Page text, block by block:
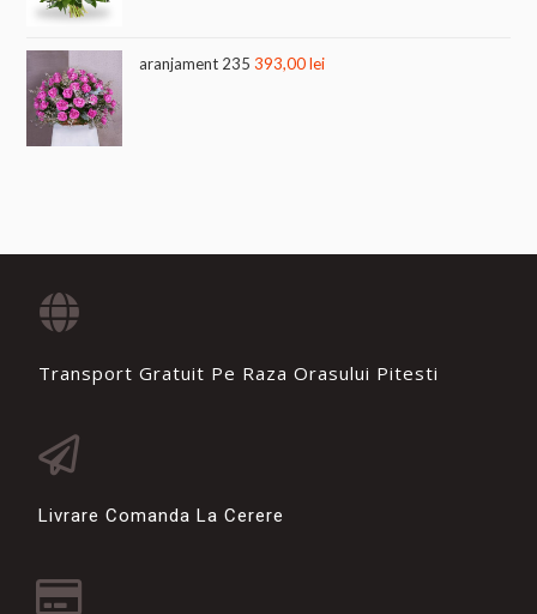
aranjament 235 393,00lei
Transport Gratuit Pe Raza Orasului Pitesti
Livrare Comanda La Cerere